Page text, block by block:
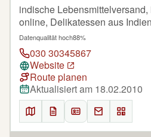
indische
online, Delikatessen aus Indien
Datenqualität hoch88%
030 30345867
Website
Route planen
Aktualisiert am 18.02.2010